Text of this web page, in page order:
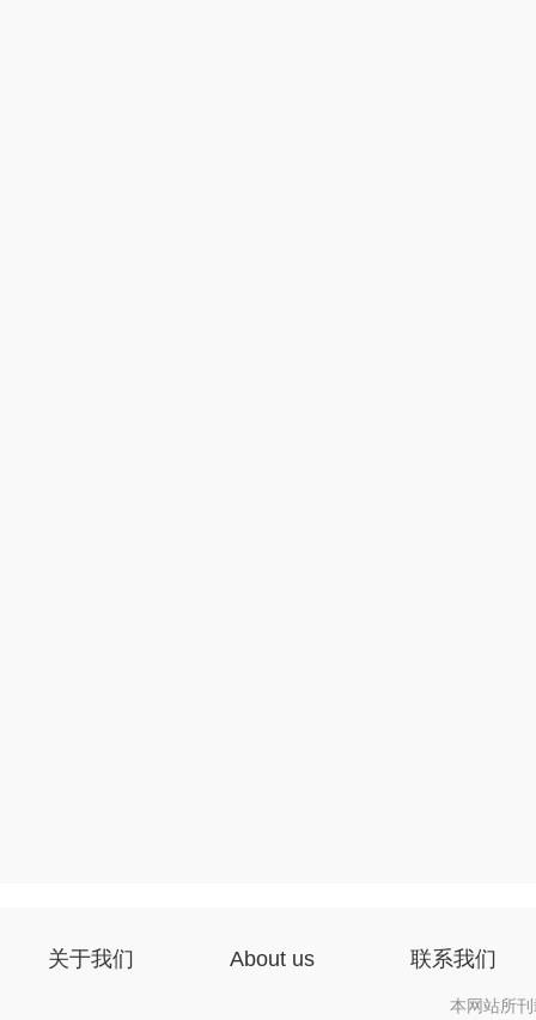
关于我们 About us 联系我们
本网站所